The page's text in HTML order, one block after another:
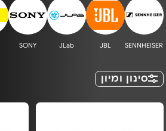
SENNHEISER
JBL
JLab
SONY
סינון ומיון